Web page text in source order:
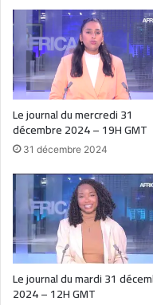
Le journal du mercredi 31
décembre 2024 – 19H GMT
31 décembre 2024
Le journal du mardi 31
2024 – 12H GMT